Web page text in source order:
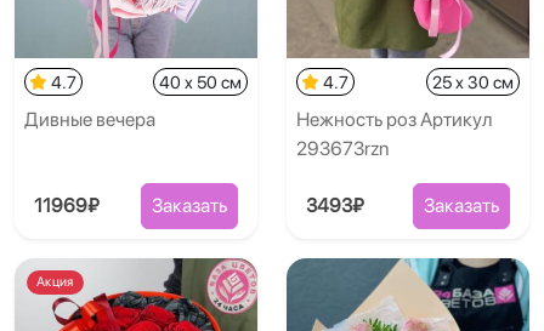
4.7 40 x 50 см
Дивные вечера
11969₽ Заказать
4.7 25 x 30 см
Нежность роз Артикул
293673rzn
3493₽ Заказать
Акция